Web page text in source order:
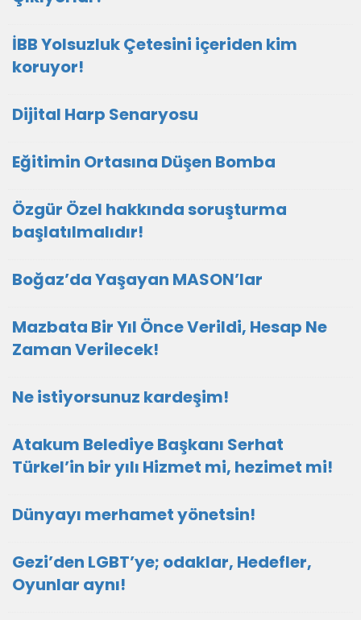
İBB Yolsuzluk Çetesini içeriden kim
koruyor!
Dijital Harp Senaryosu
Eğitimin Ortasına Düşen Bomba
Özgür Özel hakkında soruşturma
başlatılmalıdır!
Boğaz’da Yaşayan MASON’lar
Mazbata Bir Yıl Önce Verildi, Hesap Ne
Zaman Verilecek!
Ne istiyorsunuz kardeşim!
Atakum Belediye Başkanı Serhat
Türkel’in bir yılı Hizmet mi, hezimet mi!
Dünyayı merhamet yönetsin!
Gezi’den LGBT’ye; odaklar, Hedefler,
Oyunlar aynı!